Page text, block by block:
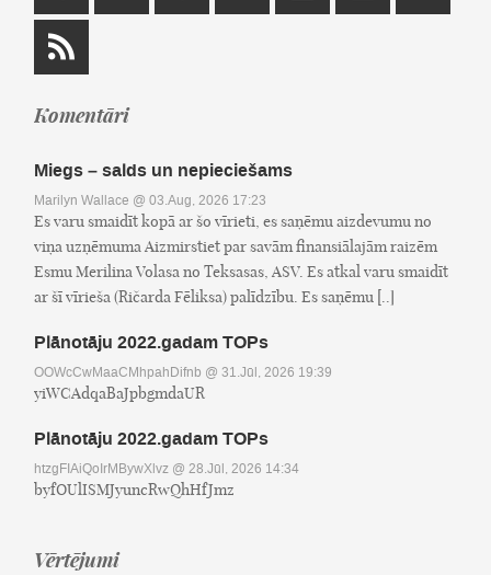
Komentāri
Miegs – salds un nepieciešams
Marilyn Wallace @ 03.Aug, 2026 17:23
Es varu smaidīt kopā ar šo vīrieti, es saņēmu aizdevumu no
viņa uzņēmuma Aizmirstiet par savām finansiālajām raizēm
Esmu Merilina Volasa no Teksasas, ASV. Es atkal varu smaidīt
ar šī vīrieša (Ričarda Fēliksa) palīdzību. Es saņēmu [..]
Plānotāju 2022.gadam TOPs
OOWcCwMaaCMhpahDifnb @ 31.Jūl, 2026 19:39
yiWCAdqaBaJpbgmdaUR
Plānotāju 2022.gadam TOPs
htzgFIAiQoIrMBywXlvz @ 28.Jūl, 2026 14:34
byfOUlISMJyuncRwQhHfJmz
Vērtējumi